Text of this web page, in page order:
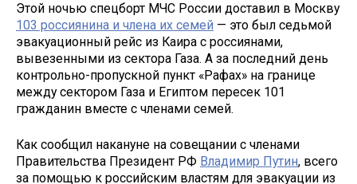
Этой ночью спецборт МЧС России доставил в Москву
103 россиянина и члена их семей — это был седьмой
эвакуационный рейс из Каира с россиянами,
вывезенными из сектора Газа. А за последний день
контрольно-пропускной пункт «Рафах» на границе
между сектором Газа и Египтом пересек 101
гражданин вместе с членами семей.
Как сообщил накануне на совещании с членами
Правительства Президент РФ Владимир Путин, всего
за помощью к российским властям для эвакуации из